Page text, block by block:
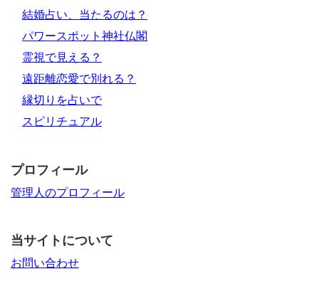
結婚占い、当たるのは？
パワースポット神社仏閣
霊視で見える？
遠距離恋愛で別れる？
縁切りを占いで
スピリチュアル
プロフィール
管理人のプロフィール
当サイトについて
お問い合わせ